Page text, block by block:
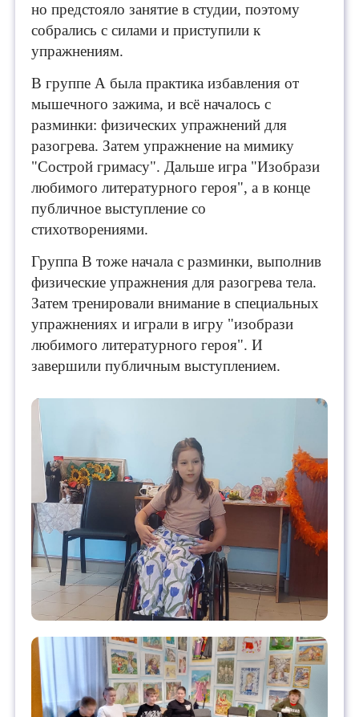
но предстояло занятие в студии, поэтому
собрались с силами и приступили к
упражнениям.
В группе А была практика избавления от
мышечного зажима, и всё началось с
разминки: физических упражнений для
разогрева. Затем упражнение на мимику
"Сострой гримасу". Дальше игра "Изобрази
любимого литературного героя", а в конце
публичное выступление со
стихотворениями.
Группа В тоже начала с разминки, выполнив
физические упражнения для разогрева тела.
Затем тренировали внимание в специальных
упражнениях и играли в игру "изобрази
любимого литературного героя". И
завершили публичным выступлением.